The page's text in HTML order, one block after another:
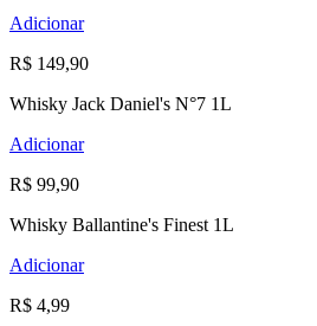
Adicionar
R$ 149,90
Whisky Jack Daniel's N°7 1L
Adicionar
R$ 99,90
Whisky Ballantine's Finest 1L
Adicionar
R$ 4,99